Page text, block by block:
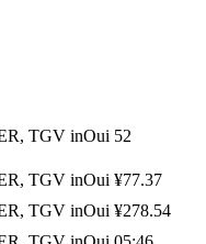
TGV inOui 52
TGV inOui ¥77.37
TGV inOui ¥278.54